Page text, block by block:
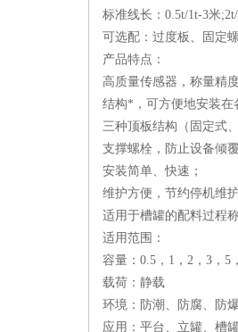
标准线长：0.5t/1t-3米
可选配：过度板、固定
产品特点：
高质量传感器，称量精
结构*，可方便地安装在
三种顶板结构（固定式
支撑螺栓，防止设备倾
安装简单、快速；
维护方便，节约停机维
适用于槽罐的配料过程
适用范围：
容量：0.5，1，2，3，5
载荷：静载
环境：防潮、防腐、防
应用：平台、立罐、槽